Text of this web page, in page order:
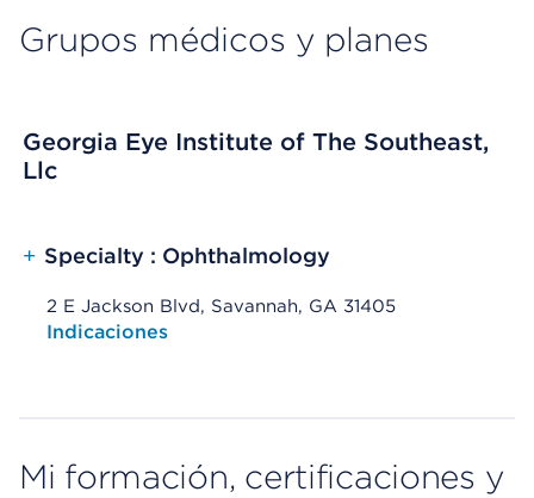
Grupos médicos y planes
Georgia Eye Institute of The Southeast,
Llc
+ Specialty : Ophthalmology
2 E Jackson Blvd, Savannah, GA 31405
Opens native map application on mobile devices
Indicaciones
Mi formación, certificaciones y